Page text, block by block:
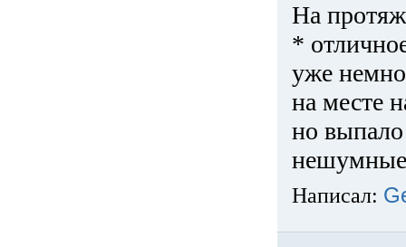
На
*
уже
на месте
но
нешумные
Написал: